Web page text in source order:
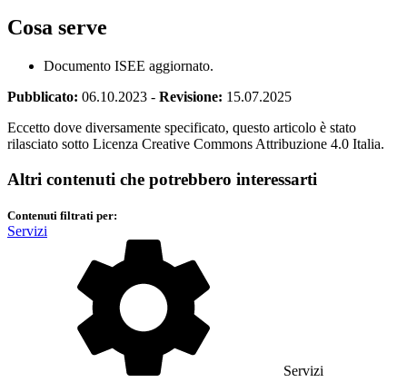
Cosa serve
Documento ISEE aggiornato.
Pubblicato: 06.10.2023 - Revisione: 15.07.2025
Eccetto dove diversamente specificato, questo articolo è stato
rilasciato sotto Licenza Creative Commons Attribuzione 4.0 Italia.
Altri contenuti che potrebbero interessarti
Contenuti filtrati per:
Servizi
Servizi